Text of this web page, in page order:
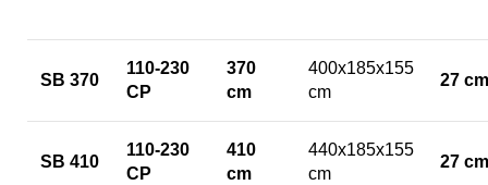
SB 370
110-230
CP
370
cm
400x185x155
cm
27 cm
SB 410
110-230
CP
410
cm
440x185x155
cm
27 cm